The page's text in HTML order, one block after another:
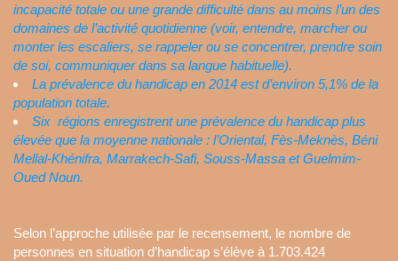
incapacité totale ou une grande difficulté dans au moins l’un des
domaines de l’activité quotidienne (voir, entendre, marcher ou
monter les escaliers, se rappeler ou se concentrer, prendre soin
de soi, communiquer dans sa langue habituelle).
La prévalence du handicap en 2014 est d’environ 5,1% de la
population totale.
Six régions enregistrent une prévalence du handicap plus
élevée que la moyenne nationale : l’Oriental, Fès-Meknès, Béni
Mellal-Khénifra, Marrakech-Safi, Souss-Massa et Guelmim-
Oued Noun.
Selon l’approche utilisée par le recensement, le nombre de
personnes en situation d’handicap s’élève à 1.703.424